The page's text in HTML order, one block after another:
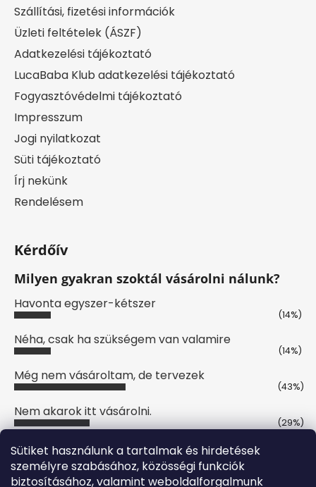
Sütiket használunk a tartalmak és hirdetések
személyre szabásához, közösségi funkciók
biztosításához, valamint weboldalforgalmunk
Szállítási, fizetési információk
Üzleti feltételek (ÁSZF)
Adatkezelési tájékoztató
LucaBaba Klub adatkezelési tájékoztató
Fogyasztóvédelmi tájékoztató
Impresszum
Jogi nyilatkozat
Süti tájékoztató
Írj nekünk
Rendelésem
Kérdőív
Milyen gyakran szoktál vásárolni nálunk?
Havonta egyszer-kétszer
(14%)
Néha, csak ha szükségem van valamire
(14%)
Még nem vásároltam, de tervezek
(43%)
Nem akarok itt vásárolni.
(29%)
Szavazatok száma:7